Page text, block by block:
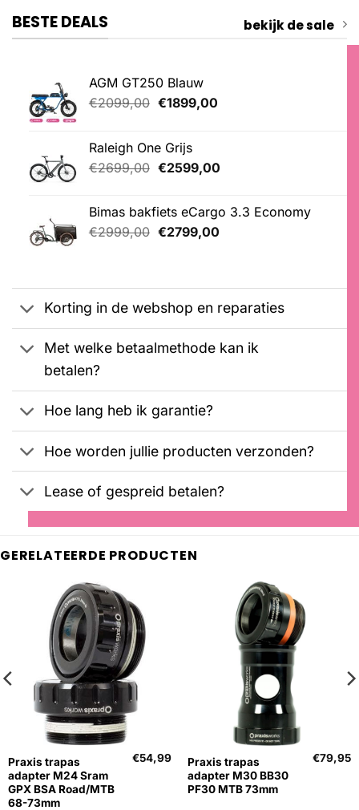
BESTE DEALS bekijk de sale
AGM GT250 Blauw
€2099,00 Oorspronkelijke
€2099,00.
€1899,00Huidige
Raleigh One Grijs
€2699,00 Oorspronkelijke
€2699,00.
€2599,00Huidige
€2599,00.
Bimas bakfiets eCargo 3.3 Economy
€2999,00 Oorspronkelijke
€2799,00Huidige
Korting in de webshop en reparaties
Met welke betaalmethode kan ik
betalen?
Hoe lang heb ik garantie?
Hoe worden jullie producten verzonden?
Lease of gespreid betalen?
GERELATEERDE PRODUCTEN
Praxis trapas
adapter M24 Sram
GPX BSA Road/MTB
68-73mm
€54,99
Praxis trapas
adapter M30 BB30
PF30 MTB 73mm
€79,95